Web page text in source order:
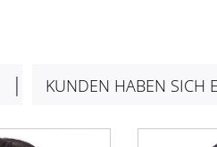
KUNDEN HABEN SICH